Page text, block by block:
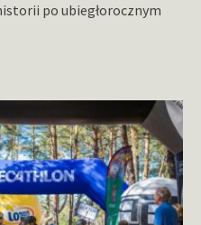
po ubiegłorocznym